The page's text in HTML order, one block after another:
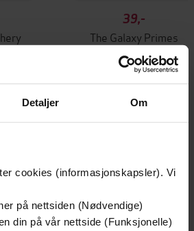
Detaljer Om
cookies (informasjonskapsler). Vi
på nettsiden (Nødvendige)
din på vår nettside (Funksjonelle)
39,-
The Galaxy Primes
E.E. 'Doc' Smith
EBOK
Premium